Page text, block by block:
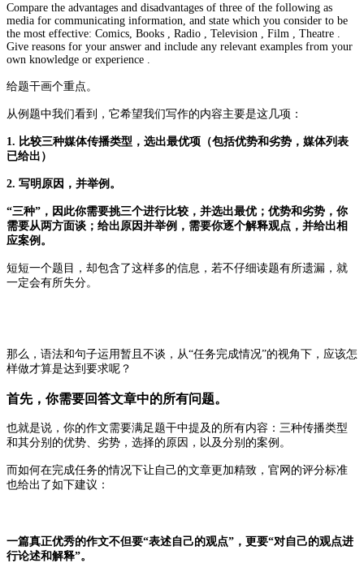
Compare the advantages and disadvantages of three of the following as
media for communicating information, and state which you consider to be
the most effective: Comics, Books , Radio , Television , Film , Theatre .
Give reasons for your answer and include any relevant examples from your
own knowledge or experience .
给题干画个重点。
从例题中我们看到，它希望我们写作的内容主要是这几项：
1. 比较三种媒体传播类型，选出最优项（包括优势和劣势，媒体列表
已给出）
2. 写明原因，并举例。
“三种”，因此你需要挑三个进行比较，并选出最优；优势和劣势，你
需要从两方面谈；给出原因并举例，需要你逐个解释观点，并给出相
应案例。
短短一个题目，却包含了这样多的信息，若不仔细读题有所遗漏，就
一定会有所失分。
那么，语法和句子运用暂且不谈，从“任务完成情况”的视角下，应该怎
样做才算是达到要求呢？
首先，你需要回答文章中的所有问题。
也就是说，你的作文需要满足题干中提及的所有内容：三种传播类型
和其分别的优势、劣势，选择的原因，以及分别的案例。
而如何在完成任务的情况下让自己的文章更加精致，官网的评分标准
也给出了如下建议：
一篇真正优秀的作文不但要“表述自己的观点”，更要“对自己的观点进
行论述和解释”。